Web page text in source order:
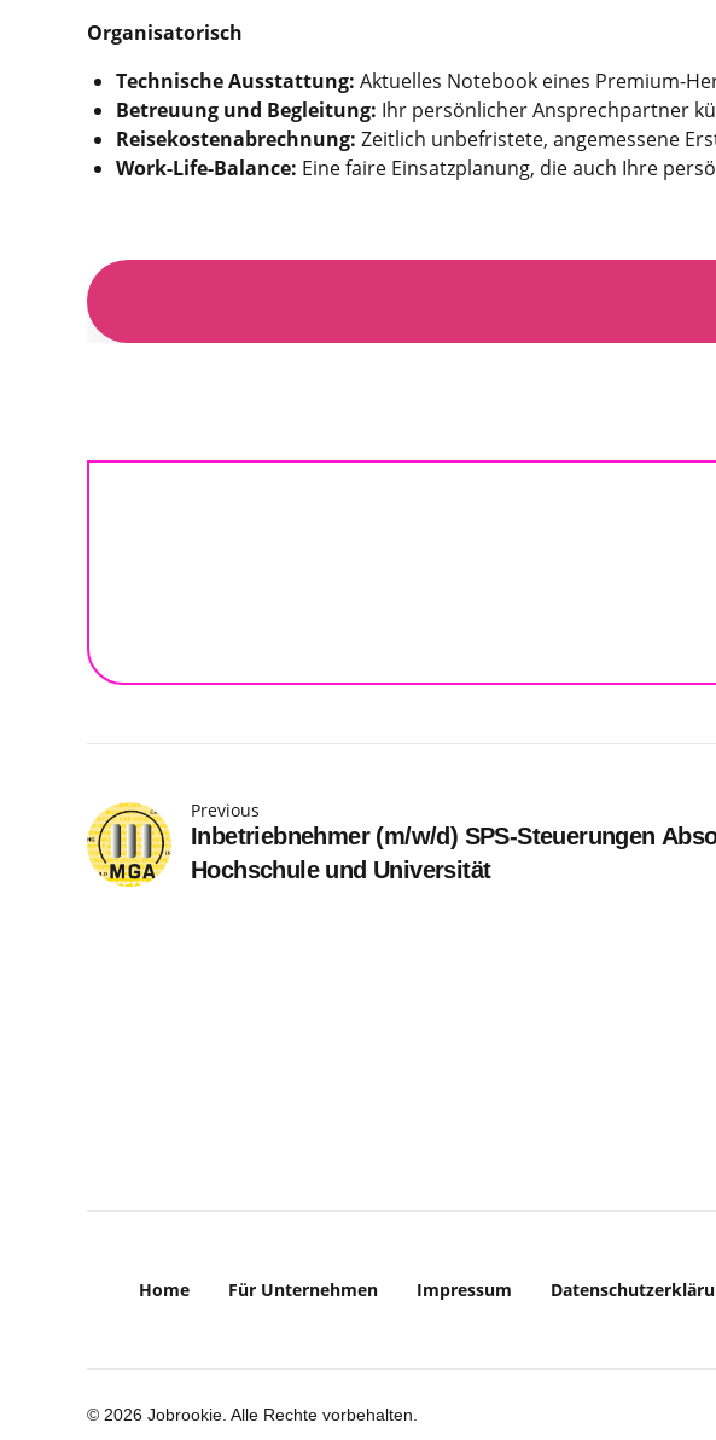
Organisatorisch
Technische Ausstattung: Aktuelles Notebook eines Premium-
Betreuung und Begleitung: Ihr persönlicher Ansprechpartner
Reisekostenabrechnung: Zeitlich unbefristete, angemessene
Work-Life-Balance: Eine faire Einsatzplanung, die auch Ihre
Previous
Inbetriebnehmer (m/w/d) SPS-Steuerungen
Hochschule und Universität
Home Für Unternehmen Impressum
© 2026 Jobrookie. Alle Rechte vorbehalten.